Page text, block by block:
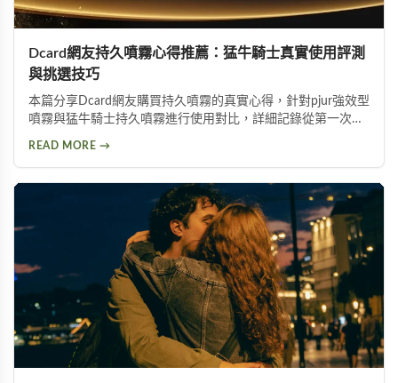
Dcard網友持久噴霧心得推薦：猛牛騎士真實使用評測
與挑選技巧
本篇分享Dcard網友購買持久噴霧的真實心得，針對pjur強效型
噴霧與猛牛騎士持久噴霧進行使用對比，詳細記錄從第一次使
READ MORE →